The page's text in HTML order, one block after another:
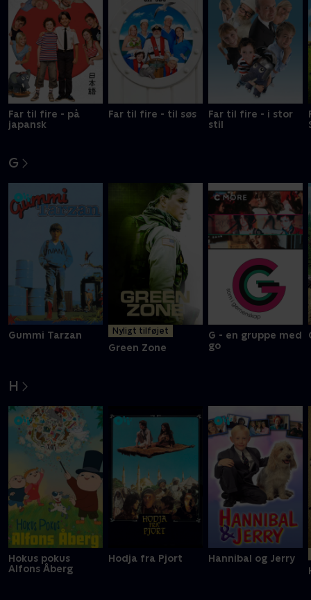
Far til fire - på
japansk
Far til fire - til søs
Far til fire - i stor
stil
G
Gummi Tarzan Nyligt tilføjet
Green Zone
G - en gruppe med
go
H
Hokus pokus
Alfons Åberg
Hodja fra Pjort
Hannibal og Jerry